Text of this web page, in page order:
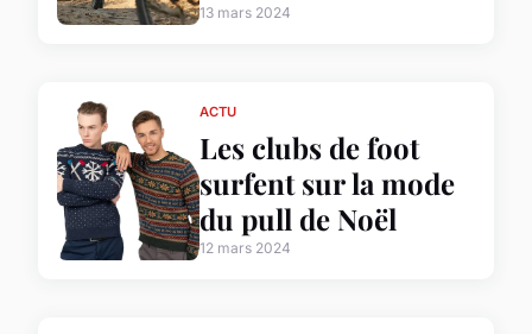
13 mars 2024
ACTU
Les clubs de foot
surfent sur la mode
du pull de Noël
12 mars 2024